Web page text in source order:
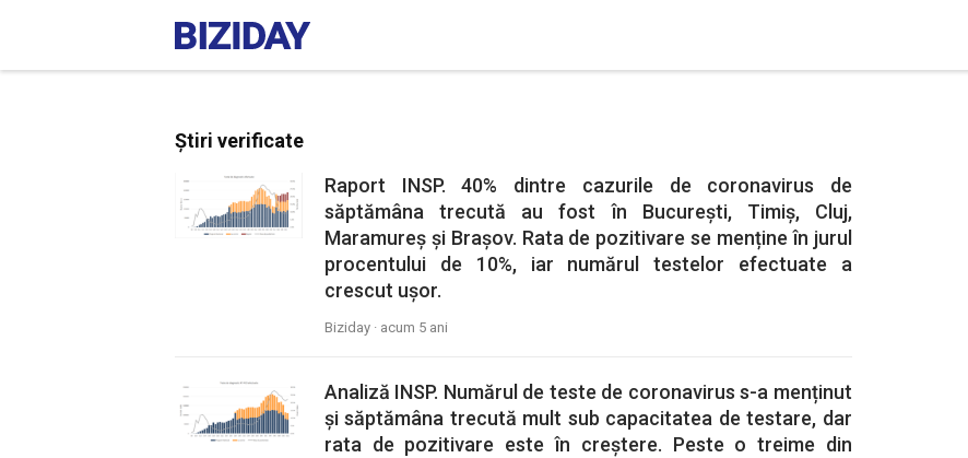
Știri verificate
Raport INSP. 40% dintre cazurile de coronavirus de
săptămâna trecută au fost în București, Timiș, Cluj,
Maramureș și Brașov. Rata de pozitivare se menține în jurul
procentului de 10%, iar numărul testelor efectuate a
crescut ușor.
Biziday · acum 5 ani
Analiză INSP. Numărul de teste de coronavirus s-a menținut
și săptămâna trecută mult sub capacitatea de testare, dar
rata de pozitivare este în creștere. Peste o treime din